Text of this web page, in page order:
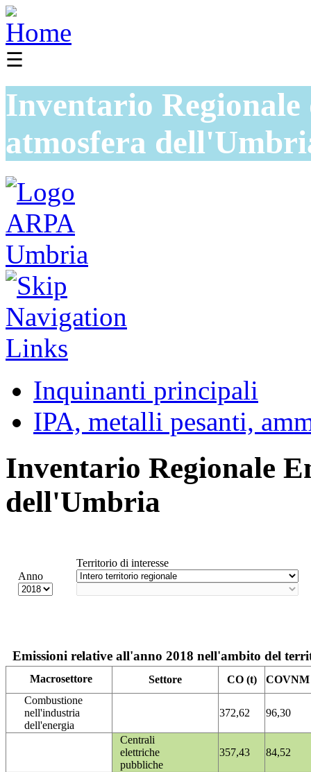
☰
Inventario
atmosfera
Inquinanti principali
IPA, metalli pesanti,
Inventario Regionale
dell'Umbria
Anno
Territorio di interesse
Emissioni relative all'anno 2018 nell'ambito del
Macrosettore Settore CO (t)
COVNM
Combustione
nell'industria
dell'energia
372,62 96,30
Centrali
elettriche
pubbliche
357,43 84,52